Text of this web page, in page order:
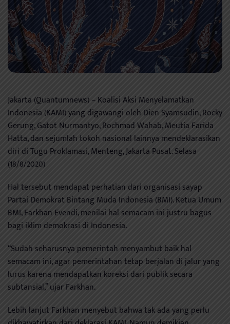
Jakarta (Quantumnews) – Koalisi Aksi Menyelamatkan
Indonesia (KAMI) yang digawangi oleh Dien Syamsudin, Rocky
Gerung, Gatot Nurmantyo, Rochmad Wahab, Meutia Farida
Hatta, dan sejumlah tokoh nasional lainnya mendeklarasikan
diri di Tugu Proklamasi, Menteng, Jakarta Pusat. Selasa
(18/8/2020)
Hal tersebut mendapat perhatian dari organisasi sayap
Partai Demokrat Bintang Muda Indonesia (BMI). Ketua Umum
BMI, Farkhan Evendi, menilai hal semacam ini justru bagus
bagi iklim demokrasi di Indonesia.
“Sudah seharusnya pemerintah menyambut baik hal
semacam ini, agar pemerintahan tetap berjalan di jalur yang
lurus karena mendapatkan koreksi dari publik secara
subtansial,” ujar Farkhan.
Lebih lanjut Farkhan menyebut bahwa tak ada yang perlu